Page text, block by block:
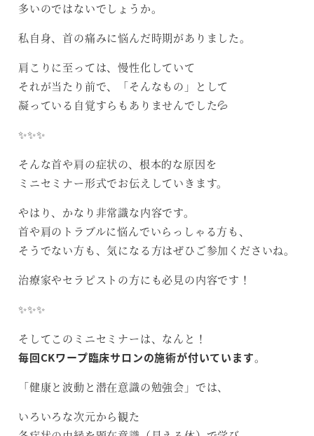
多いのではないでしょうか。
私自身、首の痛みに悩んだ時期がありました。
肩こりに至っては、慢性化していて
それが当たり前で、「そんなもの」として
凝っている自覚すらもありませんでした💦
✨✨✨
そんな首や肩の症状の、根本的な原因を
ミニセミナー形式でお伝えしていきます。
やはり、かなり非常識な内容です。
首や肩のトラブルに悩んでいらっしゃる方も、
そうでない方も、気になる方はぜひご参加くださいね。
治療家やセラピストの方にも必見の内容です！
✨✨✨
そしてこのミニセミナーは、なんと！
毎回CKワープ臨床サロンの施術が付いています。
「健康と波動と潜在意識の勉強会」では、
いろいろな次元から観た